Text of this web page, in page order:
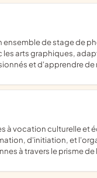
arts graphiques,
et d'apprendre
d'initiation, et
à travers le prisme